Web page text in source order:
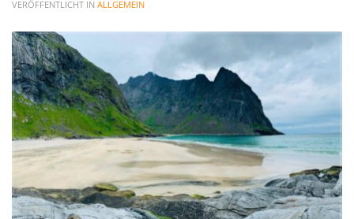
Allgemein
Gäste
Jans Weg zum Yachtmaster
MCO Team
Menschen
News
OceanLife
RYA Training
Schulungsyacht
VERÖFFENTLICHT IN ALLGEMEIN